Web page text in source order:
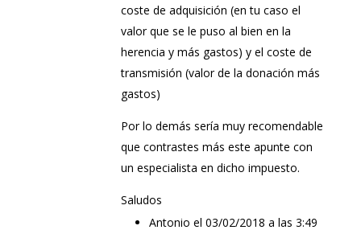
coste de adquisición (en tu caso el
valor que se le puso al bien en la
herencia y más gastos) y el coste de
transmisión (valor de la donación más
gastos)
Por lo demás sería muy recomendable
que contrastes más este apunte con
un especialista en dicho impuesto.
Saludos
Antonio el 03/02/2018 a las 3:49